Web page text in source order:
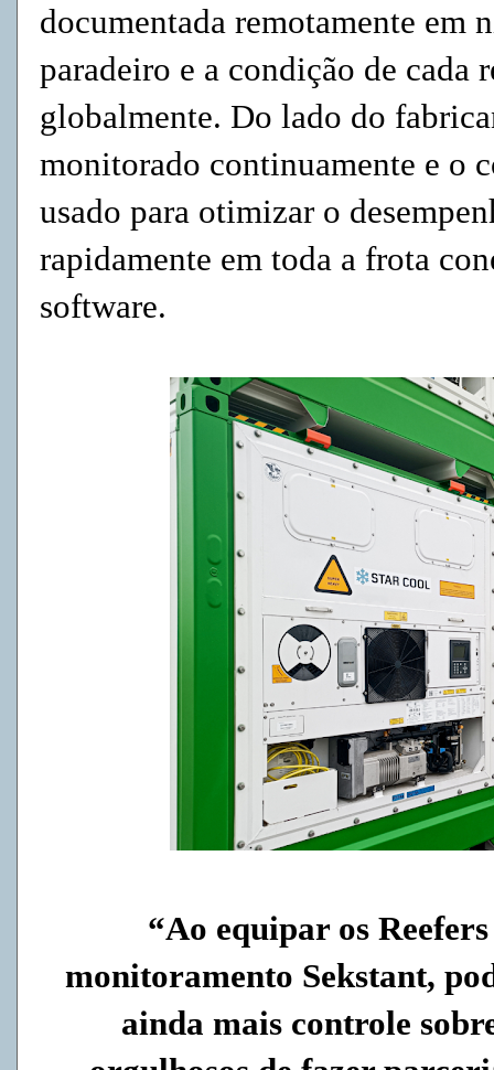
documentada remotamente em
paradeiro e a condição de cada
globalmente. Do lado do
monitorado continuamente e o
usado para otimizar o
rapidamente em toda a frota
software.
“Ao equipar os
monitoramento Sekstant,
ainda mais controle